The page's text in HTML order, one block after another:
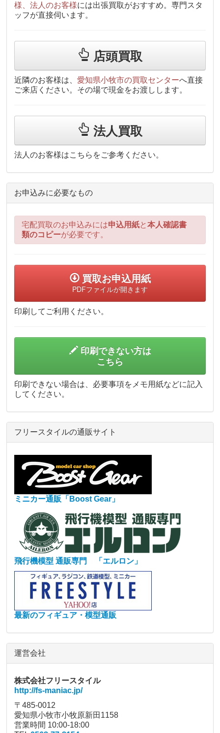
様、法人のお客様には出張買取がおすすめ。専門スタ
ッフが直接伺います。
店頭買取
近隣のお客様は、愛知県小牧市の買取センターへ直接
ご来店ください。その場で現金をお渡しします。
法人買取
法人のお客様はこちらをご参考ください。
お申込みに必要なもの
宅配買取のお申込みには申込用紙と本人確認書
類のコピーが必要です。
買取お申込用紙
PDFファイルが開きます
印刷してご利用ください。
印刷できない方は
こちら
印刷できない場合は、必要事項をメモ用紙などに記入
してください。
フリースタイルの通販サイト
ミニカー通販「Boost Gear」
飛行機模型 通販専門 「エルロン」
最新のフィギュア・模型通販
運営会社
株式会社フリースタイル
http://fs-maniac.jp/
〒485-0012
愛知県小牧市小牧原新田1158
営業時間 10:00-18:00